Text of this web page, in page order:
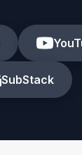
SubStack